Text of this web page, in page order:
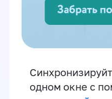
одном окне с